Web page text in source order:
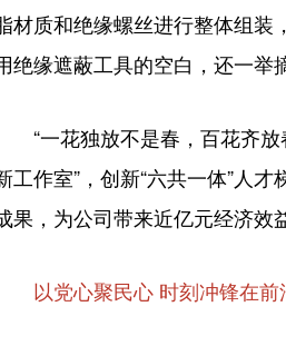
材质和绝缘螺丝进行整体组
绝缘遮蔽工具的空白，还一举
“一花独放不是春，百花齐放
工作室”，创新“六共一体”人
果，为公司带来近亿元经济效
以党心聚民心 时刻冲锋在前